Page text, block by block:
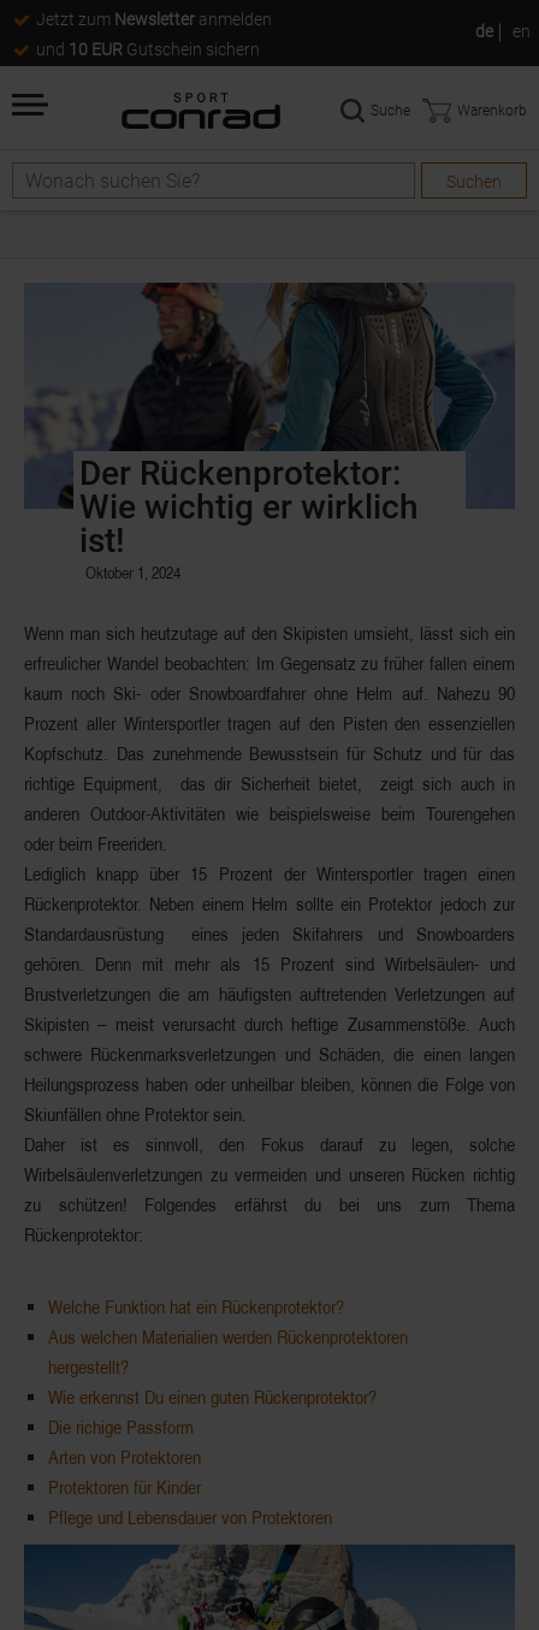
Jetzt zum Newsletter anmelden
und 10 EUR Gutschein sichern
de en
Suchen
Suche Warenkorb
Der Rückenprotektor:
Wie wichtig er wirklich
ist!
Oktober 1, 2024
Wenn man sich heutzutage auf den Skipisten umsieht, lässt sich ein
erfreulicher Wandel beobachten: Im Gegensatz zu früher fallen einem
kaum noch Ski- oder Snowboardfahrer ohne Helm auf. Nahezu 90
Prozent aller Wintersportler tragen auf den Pisten den essenziellen
Kopfschutz. Das zunehmende Bewusstsein für Schutz und für das
richtige Equipment, das dir Sicherheit bietet, zeigt sich auch in
anderen Outdoor-Aktivitäten wie beispielsweise beim Tourengehen
oder beim Freeriden.
Lediglich knapp über 15 Prozent der Wintersportler tragen einen
Rückenprotektor. Neben einem Helm sollte ein Protektor jedoch zur
Standardausrüstung eines jeden Skifahrers und Snowboarders
gehören. Denn mit mehr als 15 Prozent sind Wirbelsäulen- und
Brustverletzungen die am häufigsten auftretenden Verletzungen auf
Skipisten – meist verursacht durch heftige Zusammenstöße. Auch
schwere Rückenmarksverletzungen und Schäden, die einen langen
Heilungsprozess haben oder unheilbar bleiben, können die Folge von
Skiunfällen ohne Protektor sein.
Daher ist es sinnvoll, den Fokus darauf zu legen, solche
Wirbelsäulenverletzungen zu vermeiden und unseren Rücken richtig
zu schützen! Folgendes erfährst du bei uns zum Thema
Rückenprotektor:
Welche Funktion hat ein Rückenprotektor?
Aus welchen Materialien werden Rückenprotektoren
hergestellt?
Wie erkennst Du einen guten Rückenprotektor?
Die richige Passform
Arten von Protektoren
Protektoren für Kinder
Pflege und Lebensdauer von Protektoren